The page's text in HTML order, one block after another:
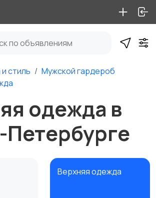
стиль
Мужской гардероб
одежда в
Петербурге
Верхняя одежда